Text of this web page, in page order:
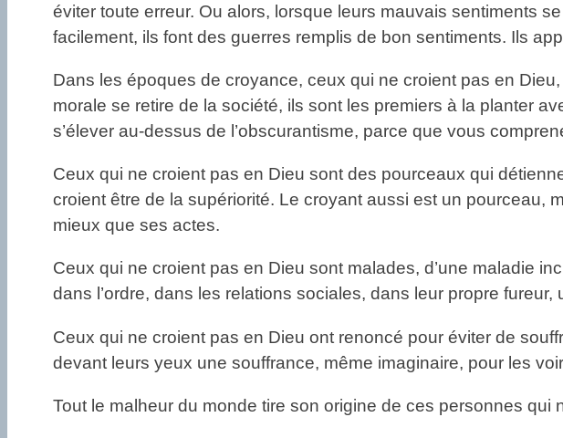
éviter toute erreur. Ou alors, lorsque leurs mauvais sentiments
facilement, ils font des guerres remplis de bon sentiments. Ils
Dans les époques de croyance, ceux qui ne croient pas en
morale se retire de la société, ils sont les premiers à la planter
s’élever au-dessus de l’obscurantisme, parce que vous
Ceux qui ne croient pas en Dieu sont des pourceaux qui
croient être de la supériorité. Le croyant aussi est un pourceau,
mieux que ses actes.
Ceux qui ne croient pas en Dieu sont malades, d’une maladie
dans l’ordre, dans les relations sociales, dans leur propre fureur,
Ceux qui ne croient pas en Dieu ont renoncé pour éviter de
devant leurs yeux une souffrance, même imaginaire, pour les
Tout le malheur du monde tire son origine de ces personnes qui